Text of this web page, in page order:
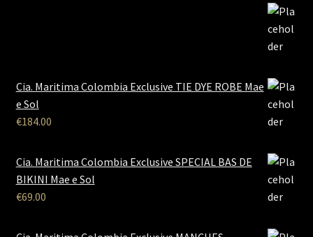
Cia. Maritima Colombia Exclusive TIE DYE ROBE Mae
e Sol
€184.00
Cia. Maritima Colombia Exclusive SPECIAL BAS DE
BIKINI Mae e Sol
€69.00